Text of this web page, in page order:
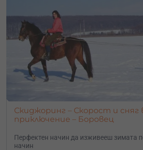
Скиджоринг – Скорост и сняг
приключение – Боровец
Перфектен начин да изживееш зимата
начин